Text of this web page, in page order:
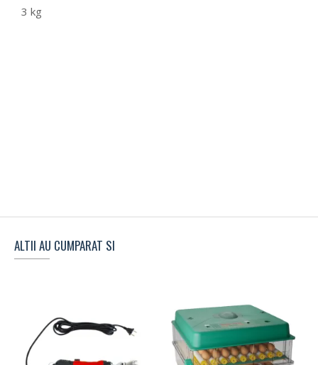
3 kg
ALTII AU CUMPARAT SI